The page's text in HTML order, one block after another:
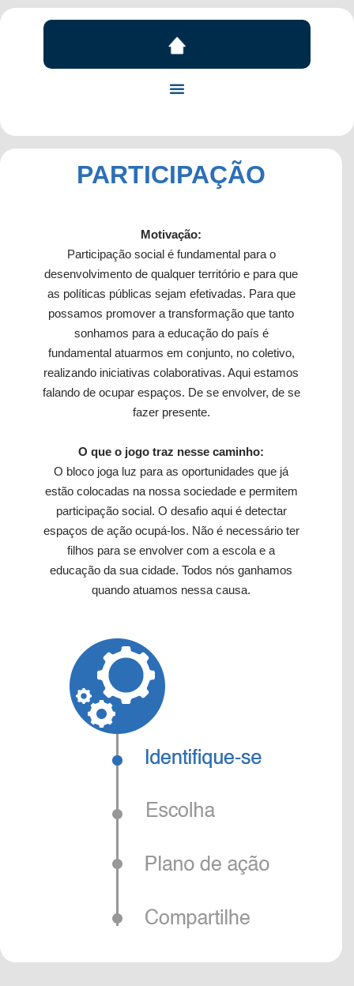
PARTICIPAÇÃO
Motivação:
Participação social é fundamental para o
desenvolvimento de qualquer território e para que
as políticas públicas sejam efetivadas. Para que
possamos promover a transformação que tanto
sonhamos para a educação do país é
fundamental atuarmos em conjunto, no coletivo,
realizando iniciativas colaborativas. Aqui estamos
falando de ocupar espaços. De se envolver, de se
fazer presente.
O que o jogo traz nesse caminho:
O bloco joga luz para as oportunidades que já
estão colocadas na nossa sociedade e permitem
participação social. O desafio aqui é detectar
espaços de ação ocupá-los. Não é necessário ter
filhos para se envolver com a escola e a
educação da sua cidade. Todos nós ganhamos
quando atuamos nessa causa.